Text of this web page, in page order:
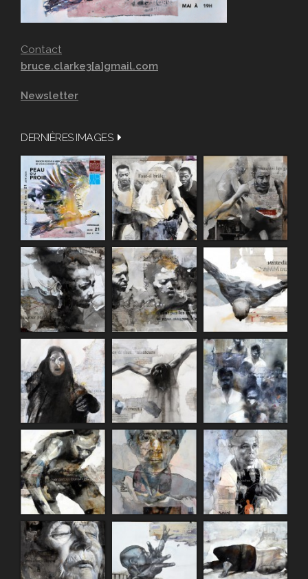
Contact
bruce.clarke3[a]gmail.com
Newsletter
DERNIÈRES IMAGES